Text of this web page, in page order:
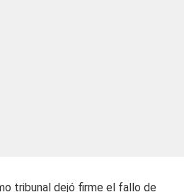
tribunal dejó firme el fallo de